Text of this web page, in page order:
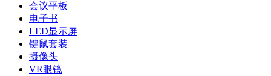
会议平板
电子书
LED显示屏
键鼠套装
摄像头
VR眼镜